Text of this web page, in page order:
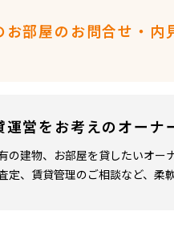
お部屋のお問合せ・内
運営をお考えのオーナ
の建物、お部屋を貸したいオー
定、賃貸管理のご相談など、柔